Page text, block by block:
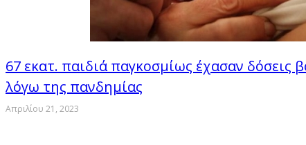
67 εκατ. παιδιά παγκοσμίως έχασαν δόσεις
λόγω της πανδημίας
Απριλίου 21, 2023